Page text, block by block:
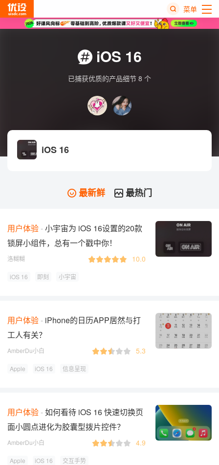
菜单
iOS 16
已捕获优质的产品细节 8 个
iOS 16
最新鲜 最热门
用户体验 小宇宙为 iOS 16设置的20款
锁屏小组件，总有一个戳中你！
洛糊糊 10.0
iOS 16 即刻 小宇宙
用户体验
iPhone的日历APP居然与打
工人有关？
AmberDu小白 5.3
Apple iOS 16 信息呈现
用户体验 如何看待 iOS 16 快速切换页
面小圆点进化为胶囊型拨片控件？
AmberDu小白 4.9
Apple iOS 16 交互手势